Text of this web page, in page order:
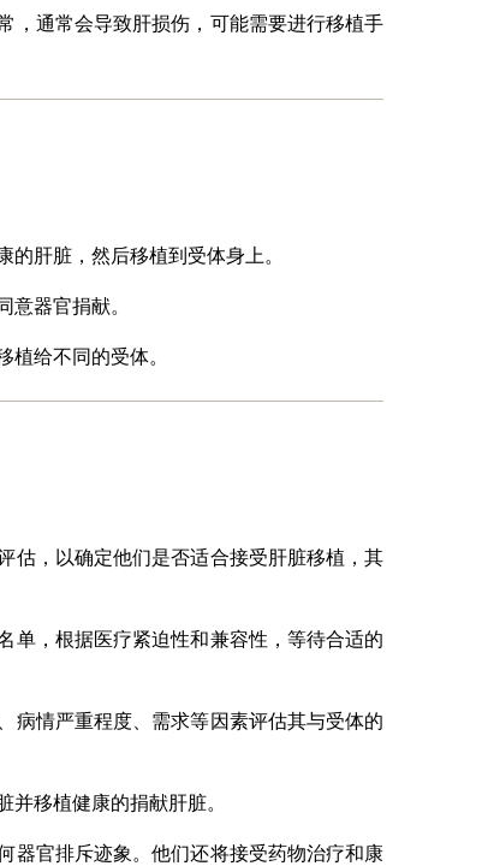
，通常会导致肝损伤，可能需要进行移植手
肝脏，然后移植到受体身上。
器官捐献。
给不同的受体。
估，以确定他们是否适合接受肝脏移植，其
单，根据医疗紧迫性和兼容性，等待合适的
病情严重程度、需求等因素评估其与受体的
移植健康的捐献肝脏。
器官排斥迹象。他们还将接受药物治疗和康